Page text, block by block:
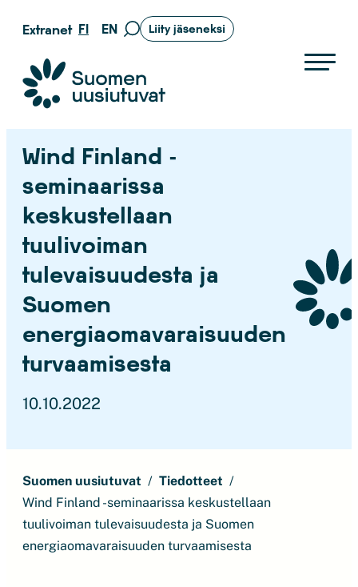
Siirry
sisältöön
Extranet FI EN
Siirry
Liity jäseneksi
Suomen uusiutuvat ry
Wind Finland -
seminaarissa
keskustellaan
tuulivoiman
tulevaisuudesta ja
Suomen
energiaomavaraisuuden
turvaamisesta
10.10.2022
Suomen uusiutuvat
Tiedotteet
Wind Finland -seminaarissa keskustellaan
tuulivoiman tulevaisuudesta ja Suomen
energiaomavaraisuuden turvaamisesta